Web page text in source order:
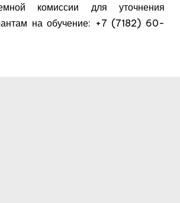
комиссии для уточнения
на обучение: +7 (7182) 60-